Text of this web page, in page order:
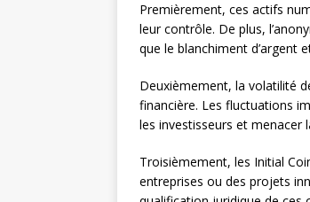
Premièrement, ces actifs
leur contrôle. De plus,
que le blanchiment d’argent
Deuxièmement, la volatilité
financière. Les fluctuations
les investisseurs et menacer
Troisièmement, les Initial
entreprises ou des projets